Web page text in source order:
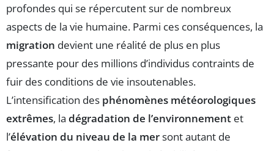
profondes qui se répercutent sur de nombreux
aspects de la vie humaine. Parmi ces conséquences, la
migration devient une réalité de plus en plus
pressante pour des millions d’individus contraints de
fuir des conditions de vie insoutenables.
L’intensification des phénomènes météorologiques
extrêmes, la dégradation de l’environnement et
l’élévation du niveau de la mersont autant de